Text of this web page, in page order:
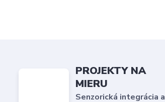
PROJEKTY NA
MIERU
Senzorická integrácia a